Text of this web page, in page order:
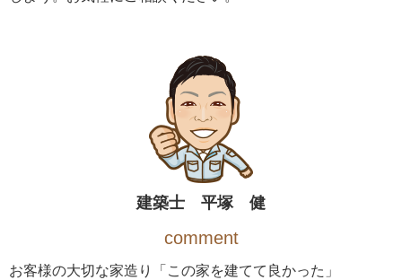
建築士 平塚 健
comment
お客様の大切な家造り「この家を建てて良かった」